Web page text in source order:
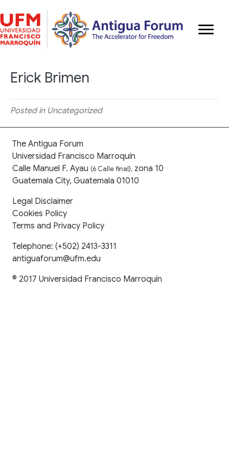
Erick Brimen
Posted in Uncategorized
The Antigua Forum
Universidad Francisco Marroquín
Calle Manuel F. Ayau (6 Calle final), zona 10
Guatemala City, Guatemala 01010
Legal Disclaimer
Cookies Policy
Terms and Privacy Policy
Telephone: (+502) 2413-3311
antiguaforum@ufm.edu
© 2017 Universidad Francisco Marroquín